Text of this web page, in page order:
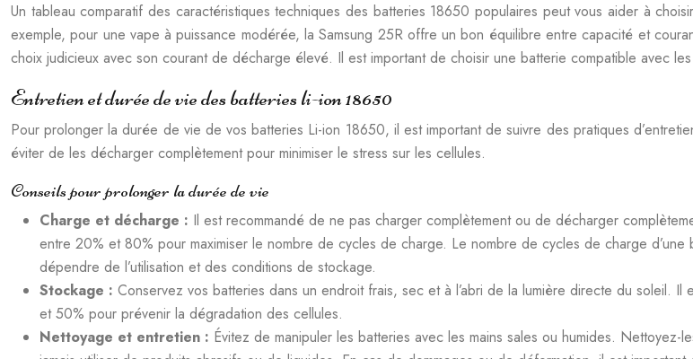
Un tableau comparatif des caractéristiques techniques des batteries 18650 populaires peut vous aider à
exemple, pour une vape à puissance modérée, la Samsung 25R offre un bon équilibre entre capacité et
choix judicieux avec son courant de décharge élevé. Il est important de choisir une batterie compatible avec
Entretien et durée de vie des batteries li-ion 18650
Pour prolonger la durée de vie de vos batteries Li-ion 18650, il est important de suivre des pratiques
éviter de les décharger complètement pour minimiser le stress sur les cellules.
Conseils pour prolonger la durée de vie
Charge et décharge : Il est recommandé de ne pas charger complètement ou de décharger
entre 20% et 80% pour maximiser le nombre de cycles de charge. Le nombre de cycles de charge
dépendre de l’utilisation et des conditions de stockage.
Stockage : Conservez vos batteries dans un endroit frais, sec et à l’abri de la lumière directe du soleil.
et 50% pour prévenir la dégradation des cellules.
Nettoyage et entretien : Évitez de manipuler les batteries avec les mains sales ou humides.